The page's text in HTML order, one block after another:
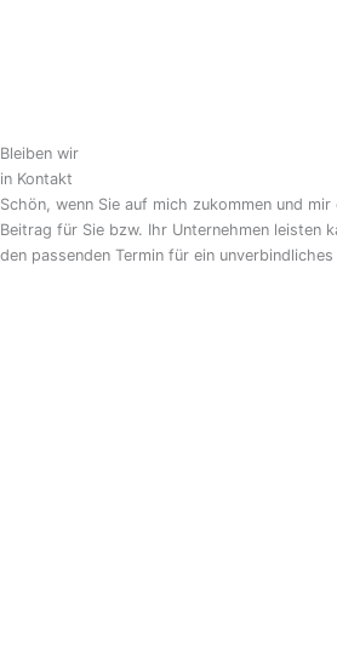
Bleiben wir
in Kontakt
Schön, wenn Sie auf mich zukommen und
Beitrag für Sie bzw. Ihr Unternehmen leisten
den passenden Termin für ein unverbindliches